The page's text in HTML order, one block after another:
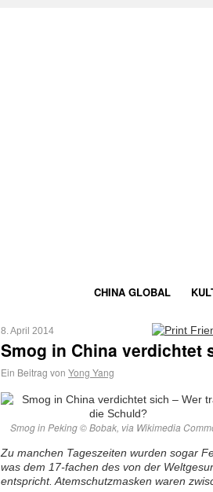
CHINA GLOBAL
8. April 2014
Smog in China verdichtet
Ein Beitrag von Yong Yang
Smog in Peking © Bobak, via Wikimedia
Zu manchen Tageszeiten wurden sogar
was dem 17-fachen des von der
entspricht. Atemschutzmasken waren